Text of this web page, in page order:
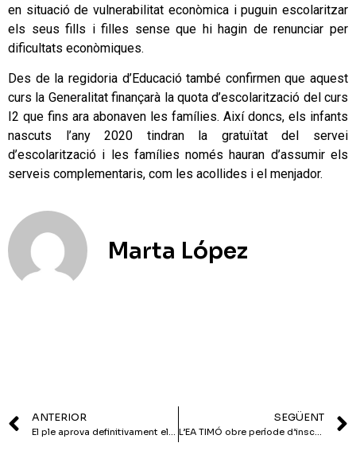
en situació de vulnerabilitat econòmica i puguin escolaritzar
els seus fills i filles sense que hi hagin de renunciar per
dificultats econòmiques.
Des de la regidoria d’Educació també confirmen que aquest
curs la Generalitat finançarà la quota d’escolarització del curs
I2 que fins ara abonaven les famílies. Així doncs, els infants
nascuts l’any 2020 tindran la gratuïtat del servei
d’escolarització i les famílies només hauran d’assumir els
serveis complementaris, com les acollides i el menjador.
Marta López
ANTERIOR
El ple aprova definitivament els pressupostos municipals pel 2022
SEGÜENT
L’EA TIMÓ obre període d’inscripcions pel curs 2022-2023